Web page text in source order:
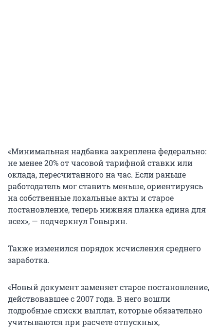
«Минимальная надбавка закреплена федерально:
не менее 20% от часовой тарифной ставки или
оклада, пересчитанного на час. Если раньше
работодатель мог ставить меньше, ориентируясь
на собственные локальные акты и старое
постановление, теперь нижняя планка едина для
всех», — подчеркнул Говырин.
Также изменился порядок исчисления среднего
заработка.
«Новый документ заменяет старое постановление,
действовавшее с 2007 года. В него вошли
подробные списки выплат, которые обязательно
учитываются при расчете отпускных,